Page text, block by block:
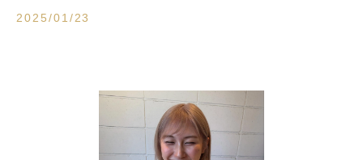
2025/01/23